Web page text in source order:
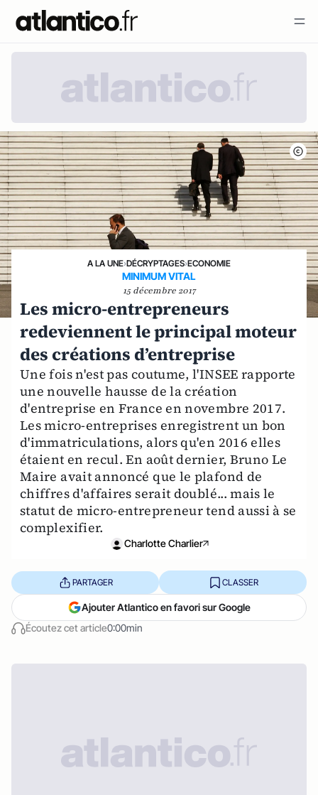
A LA UNE›DÉCRYPTAGES›ECONOMIE
MINIMUM VITAL
15 décembre 2017
Les micro-entrepreneurs
redeviennent le principal moteur
des créations d’entreprise
Une fois n'est pas coutume, l'INSEE rapporte
une nouvelle hausse de la création
d'entreprise en France en novembre 2017.
Les micro-entreprises enregistrent un bon
d'immatriculations, alors qu'en 2016 elles
étaient en recul. En août dernier, Bruno Le
Maire avait annoncé que le plafond de
chiffres d'affaires serait doublé... mais le
statut de micro-entrepreneur tend aussi à se
complexifier.
Charlotte Charlier
Écoutez cet article0:00min
PARTAGER CLASSER
Ajouter Atlantico en favori sur Google